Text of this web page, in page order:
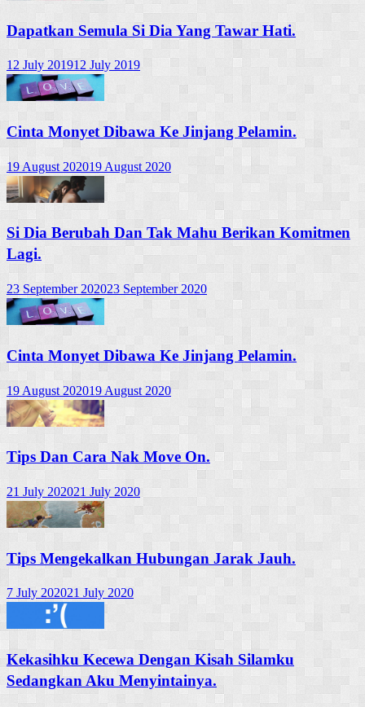
Dapatkan Semula Si Dia Yang Tawar Hati.
12 July 201912 July 2019
Cinta Monyet Dibawa Ke Jinjang Pelamin.
19 August 202019 August 2020
Si Dia Berubah Dan Tak Mahu Berikan Komitmen
Lagi.
23 September 202023 September 2020
Cinta Monyet Dibawa Ke Jinjang Pelamin.
19 August 202019 August 2020
Tips Dan Cara Nak Move On.
21 July 202021 July 2020
Tips Mengekalkan Hubungan Jarak Jauh.
7 July 202021 July 2020
Kekasihku Kecewa Dengan Kisah Silamku
Sedangkan Aku Menyintainya.